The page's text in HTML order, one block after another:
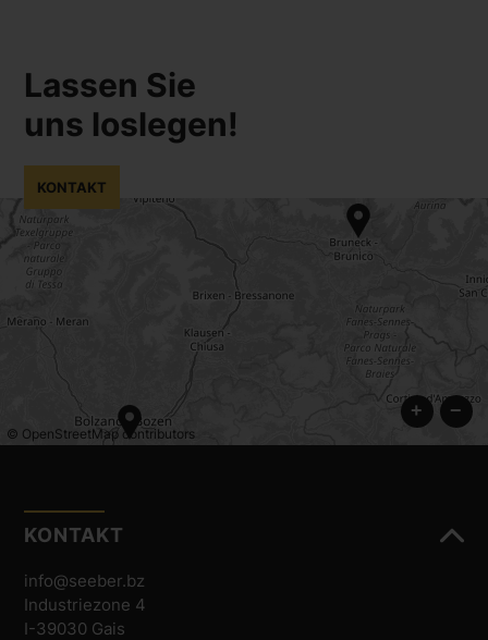
Lassen Sie
uns loslegen!
KONTAKT
+ −
© OpenStreetMap contributors
KONTAKT
info@seeber.bz
Industriezone 4
I-39030 Gais